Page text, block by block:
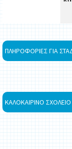
ΠΛΗΡΟΦΟΡΙΕΣ ΓΙΑ
ΚΑΛΟΚΑΙΡΙΝΟ